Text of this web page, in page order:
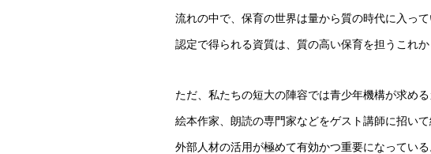
流れの中で、保育の世界は量から質の時代に入っ
認定で得られる資質は、質の高い保育を担うこれ
ただ、私たちの短大の陣容では青少年機構が求め
絵本作家、朗読の専門家などをゲスト講師に招い
外部人材の活用が極めて有効かつ重要になってい